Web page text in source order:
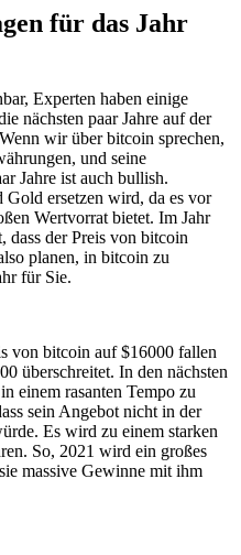
für das Jahr
Experten haben einige
nächsten paar Jahre auf der
wir über bitcoin sprechen,
und seine
Jahre ist auch bullish.
Gold ersetzen wird, da es vor
Wertvorrat bietet. Im Jahr
dass der Preis von bitcoin
planen, in bitcoin zu
für Sie.
von bitcoin auf $16000 fallen
überschreitet. In den nächsten
einem rasanten Tempo zu
sein Angebot nicht in der
Es wird zu einem starken
So, 2021 wird ein großes
massive Gewinne mit ihm